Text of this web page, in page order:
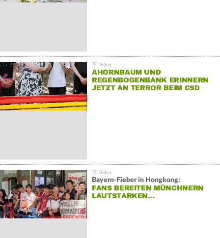
AHORNBAUM UND
REGENBOGENBANK ERINNERN
JETZT AN TERROR BEIM CSD
Bayern-Fieber in Hongkong:
FANS BEREITEN MÜNCHNERN
LAUTSTARKEN…